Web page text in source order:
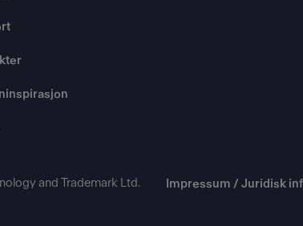
and Trademark Ltd. Impressum / Juridisk